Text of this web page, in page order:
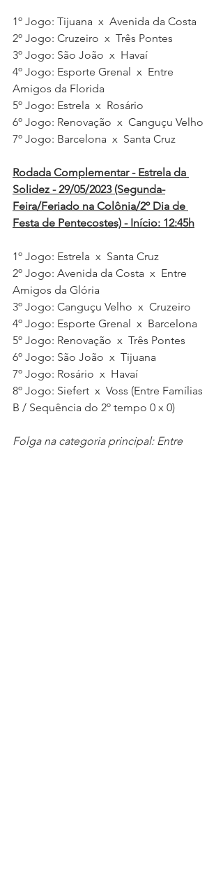
1º Jogo: Tijuana  x  Avenida da Costa
2º Jogo: Cruzeiro  x  Três Pontes
3º Jogo: São João  x  Havaí
4º Jogo: Esporte Grenal  x  Entre
Amigos da Florida
5º Jogo: Estrela  x  Rosário
6º Jogo: Renovação  x  Canguçu Velho
7º Jogo: Barcelona  x  Santa Cruz
Rodada Complementar - Estrela da
Solidez - 29/05/2023 (Segunda-
Feira/Feriado na Colônia/2º Dia de
Festa de Pentecostes) - Início: 12:45h
1º Jogo: Estrela  x  Santa Cruz
2º Jogo: Avenida da Costa  x  Entre
Amigos da Glória
3º Jogo: Canguçu Velho  x  Cruzeiro
4º Jogo: Esporte Grenal  x  Barcelona
5º Jogo: Renovação  x  Três Pontes
6º Jogo: São João  x  Tijuana
7º Jogo: Rosário  x  Havaí
8º Jogo: Siefert  x  Voss (Entre Famílias
B / Sequência do 2º tempo 0 x 0)
Folga na categoria principal: Entre